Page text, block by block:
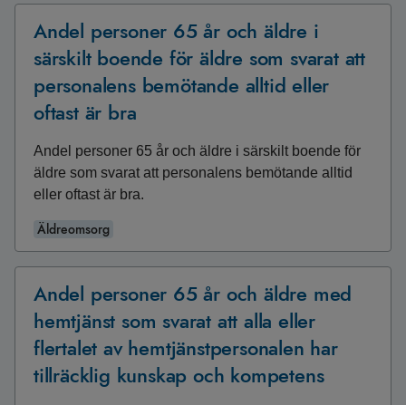
Andel personer 65 år och äldre i
särskilt boende för äldre som svarat att
personalens bemötande alltid eller
oftast är bra
Andel personer 65 år och äldre i särskilt boende för
äldre som svarat att personalens bemötande alltid
eller oftast är bra.
Äldreomsorg
Andel personer 65 år och äldre med
hemtjänst som svarat att alla eller
flertalet av hemtjänstpersonalen har
tillräcklig kunskap och kompetens